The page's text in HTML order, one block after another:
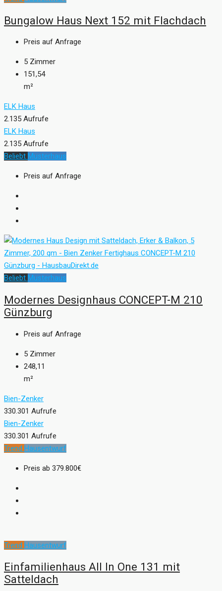
Bungalow Haus Next 152 mit Flachdach
Preis auf Anfrage
5 Zimmer
151,54
m²
ELK Haus
2.135 Aufrufe
ELK Haus
2.135 Aufrufe
Beliebt Musterhaus
Preis auf Anfrage
Beliebt Musterhaus
Modernes Designhaus CONCEPT-M 210
Günzburg
Preis auf Anfrage
5 Zimmer
248,11
m²
Bien-Zenker
330.301 Aufrufe
Bien-Zenker
330.301 Aufrufe
Trend Hausentwurf
Preis ab 379.800€
Trend Hausentwurf
Einfamilienhaus All In One 131 mit
Satteldach